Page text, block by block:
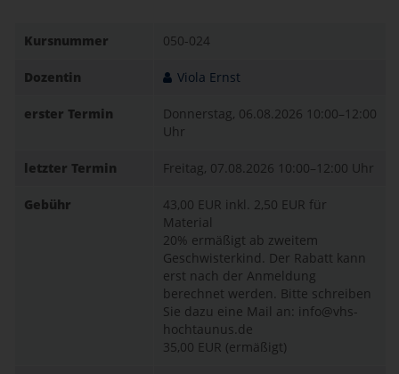
Kursnummer 050-024
Dozentin Viola Ernst
erster Termin Donnerstag, 06.08.2026 10:00–12:00
Uhr
letzter Termin Freitag, 07.08.2026 10:00–12:00 Uhr
Gebühr 43,00 EUR inkl. 2,50 EUR für
Material
20% ermäßigt ab zweitem
Geschwisterkind. Der Rabatt kann
erst nach der Anmeldung
berechnet werden. Bitte schreiben
Sie dazu eine Mail an: info@vhs-
hochtaunus.de
35,00 EUR (ermäßigt)